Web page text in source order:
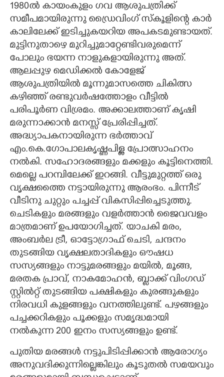
1980ൽ കായംകുളം ഗവ ആശുപത്രിക്ക്
സമീപമായിരുന്നു ഡ്രൈവിംഗ് സ്കൂളിന്റെ കാർ
കാലിലേക്ക് ഇടിച്ചുകയറിയ അപകടമുണ്ടായത്.
മുട്ടിനുതാഴെ മുറിച്ചുമാറ്റേണ്ടിവരുമെന്ന്
പോലും ഭയന്ന നാളുകളായിരുന്നു അത്.
ആലപ്പുഴ മെഡിക്കൽ കോളേജ്
ആശുപത്രിയിൽ മൂന്നുമാസത്തെ ചികിത്സ
കഴിഞ്ഞ് രണ്ടുവർഷത്തോളം വീട്ടിൽ
പരിപൂർണ വിശ്രമം. അക്കാലത്താണ് കൃഷി
മരുന്നാക്കാൻ മനസ്സ് പ്രേരിപ്പിച്ചത്.
അദ്ധ്യാപകനായിരുന്ന ഭർത്താവ്
എം.കെ.ഗോപാലകൃഷ്ണപിള്ള പ്രോത്സാഹനം
നൽകി. സഹോദരങ്ങളും മക്കളും കൂട്ടിനെത്തി.
മെല്ലെ പറമ്പിലേക്ക് ഇറങ്ങി. വീട്ടുമുറ്റത്ത് ഒരു
വൃക്ഷത്തൈ നട്ടായിരുന്നു ആരംഭം. പിന്നീട്
വീടിനു ചുറ്റും പച്ചപ്പ് വികസിപ്പിച്ചെടുത്തു.
ചെടികളും മരങ്ങളും വളർത്താൻ ജൈവവളം
മാത്രമാണ് ഉപയോഗിച്ചത്. യാചകി മരം,
അംബർല ട്രീ, ഓട്ടോഗ്രാഫ് ചെടി, ചന്ദനം
തുടങ്ങിയ വൃക്ഷലതാദികളും ഔഷധ
സസ്യങ്ങളും നാട്ടുമരങ്ങളും മയിൽ, മൂങ്ങ,
മരതക പ്രാവ്, നാകമോഹൻ, ബ്ലാക്ക് വിംഗഡ്
സ്റ്റിൽറ്റ് തുടങ്ങിയ പക്ഷികളും കുരങ്ങുകളും
നിരവധി കുളങ്ങളും വനത്തിലുണ്ട്. പഴങ്ങളും
പച്ചക്കറികളും പൂക്കളും സമൃദ്ധമായി
നൽകുന്ന 200 ഇനം സസ്യങ്ങളും ഉണ്ട്.
പുതിയ മരങ്ങൾ നട്ടുപിടിപ്പിക്കാൻ ആരോഗ്യം
അനുവദിക്കുന്നില്ലെങ്കിലും കൂടുതൽ സമയവും